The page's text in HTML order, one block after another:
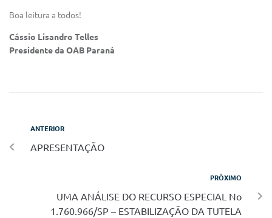
Boa leitura a todos!
Cássio Lisandro Telles
Presidente da OAB Paraná
ANTERIOR
APRESENTAÇÃO
PRÓXIMO
UMA ANÁLISE DO RECURSO ESPECIAL No
1.760.966/SP – ESTABILIZAÇÃO DA TUTELA